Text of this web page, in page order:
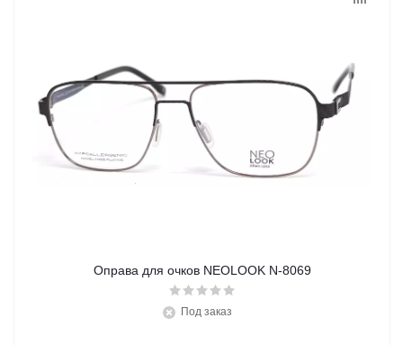
Оправа для очков NEOLOOK N-8069
Под заказ